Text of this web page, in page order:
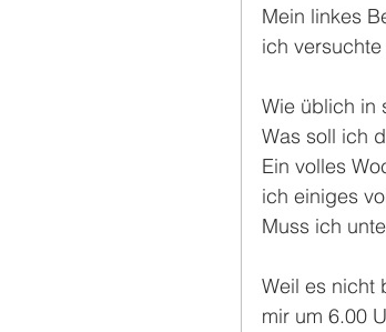
Mein linkes
ich
Wie üblich in
Was soll ich
Ein volles
ich einiges
Muss ich
Weil es nicht
mir um 6.00